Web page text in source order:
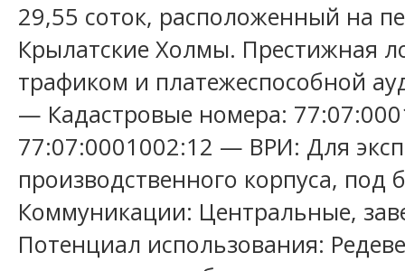
29,55 соток, расположенный на
Крылатские Холмы. Престижная
трафиком и платежеспособной
— Кадастровые номера:
77:07:0001002:12 — ВРИ: Для
производственного корпуса, под
Коммуникации: Центральные,
Потенциал использования: